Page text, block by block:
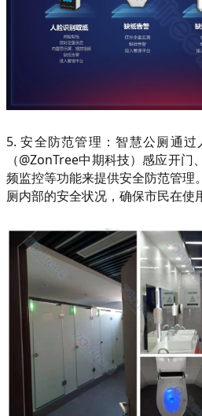
5. 安全防范管理：智慧公厕通过
（@ZonTree中期科技）感应开
频监控等功能来提供安全防范管理
厕内部的安全状况，确保市民在使